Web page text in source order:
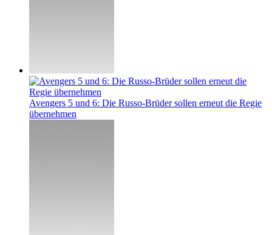
Avengers 5 und 6: Die Russo-Brüder sollen erneut die Regie
übernehmen